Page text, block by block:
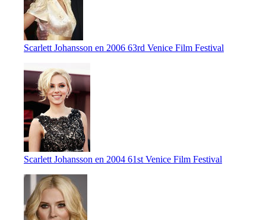
Scarlett Johansson en 2006 63rd Venice Film Festival
Scarlett Johansson en 2004 61st Venice Film Festival